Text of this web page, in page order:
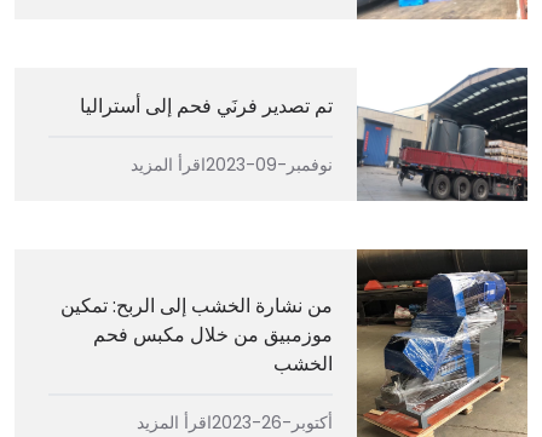
تم تصدير فرنَي فحم إلى أستراليا
نوفمبر-09-2023 اقرأ المزيد
من نشارة الخشب إلى الربح: تمكين
موزمبيق من خلال مكبس فحم
الخشب
أكتوبر-26-2023 اقرأ المزيد